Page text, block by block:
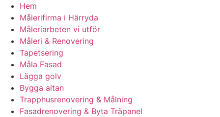
Hem
Målerifirma i Härryda
Måleriarbeten vi utför
Måleri & Renovering
Tapetsering
Måla Fasad
Lägga golv
Bygga altan
Trapphusrenovering & Målning
Fasadrenovering & Byta Träpanel